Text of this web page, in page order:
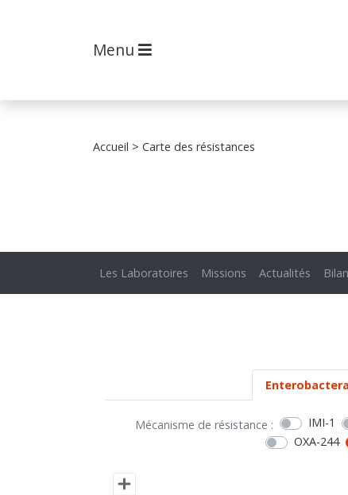
Menu
Accueil > Carte des résistances
Les Laboratoires Missions Actualités
Mécanisme de résistance : IMI-1
OXA-244